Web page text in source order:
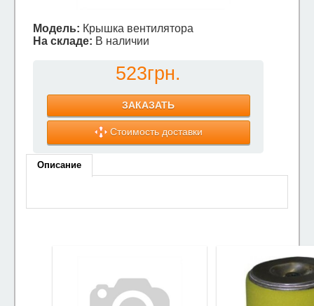
Модель: Крышка вентилятора
На складе: В наличии
523грн.
ЗАКАЗАТЬ
Стоимость доставки
Описание